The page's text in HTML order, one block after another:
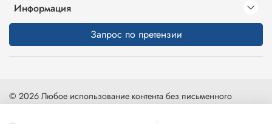
Информация
Запрос по претензии
© 2026 Любое использование контента без письменного